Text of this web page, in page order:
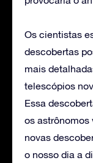
Os cientistas
descobertas
mais
telescópios
Essa
os astrônomos
novas
o nosso dia a